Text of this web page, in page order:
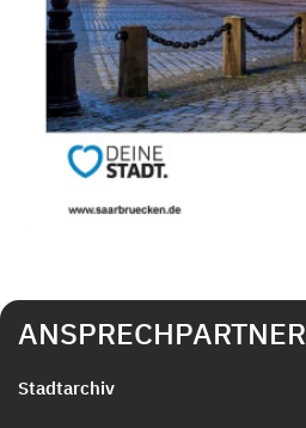
ANSPRECHPARTNER
Stadtarchiv